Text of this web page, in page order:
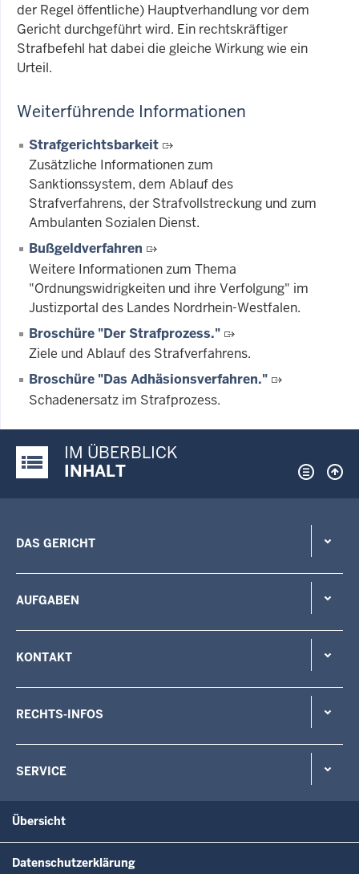
der Regel öffentliche) Hauptverhandlung vor dem
Gericht durchgeführt wird. Ein rechtskräftiger
Strafbefehl hat dabei die gleiche Wirkung wie ein
Urteil.
Weiterführende Informationen
Strafgerichtsbarkeit
Zusätzliche Informationen zum
Sanktionssystem, dem Ablauf des
Strafverfahrens, der Strafvollstreckung und zum
Ambulanten Sozialen Dienst.
Bußgeldverfahren
Weitere Informationen zum Thema
"Ordnungswidrigkeiten und ihre Verfolgung" im
Justizportal des Landes Nordrhein-Westfalen.
Broschüre "Der Strafprozess."
Ziele und Ablauf des Strafverfahrens.
Broschüre "Das Adhäsionsverfahren."
Schadenersatz im Strafprozess.
Justiz-Portal im Überblick:
IM ÜBERBLICK
INHALT
DAS GERICHT
AUFGABEN
KONTAKT
RECHTS-INFOS
SERVICE
Übersicht
Datenschutzerklärung